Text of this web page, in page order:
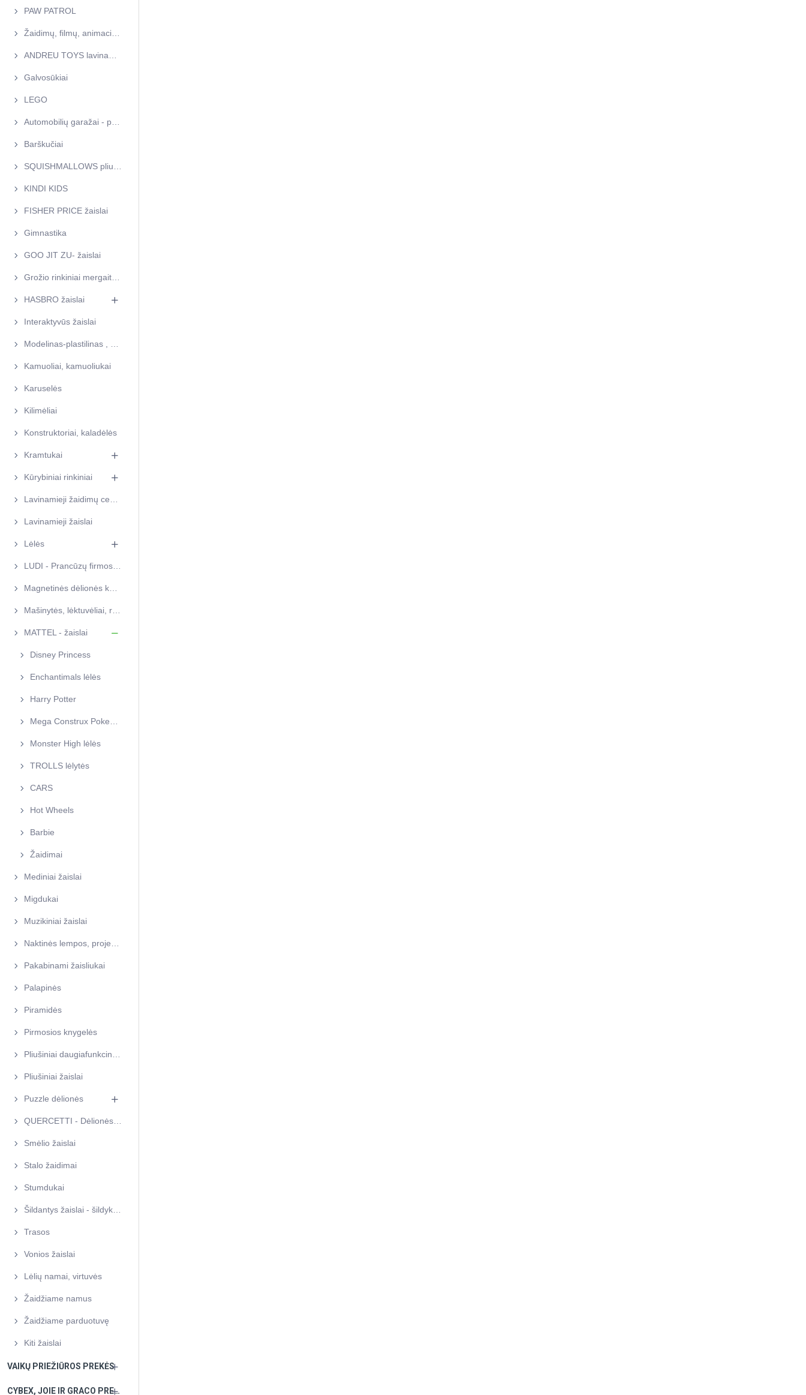
PAW PATROL
Galvosūkiai
LEGO
Barškučiai
KINDI KIDS
FISHER PRICE žaislai
Gimnastika
GOO JIT ZU- žaislai
HASBRO žaislai
Interaktyvūs žaislai
Kamuoliai, kamuoliukai
Karuselės
Kilimėliai
Konstruktoriai, kaladėlės
Kramtukai
Kūrybiniai rinkiniai
Lavinamieji žaislai
Lėlės
MATTEL - žaislai
Disney Princess
Enchantimals lėlės
Harry Potter
Monster High lėlės
TROLLS lėlytės
CARS
Hot Wheels
Barbie
Žaidimai
Mediniai žaislai
Migdukai
Muzikiniai žaislai
Pakabinami žaisliukai
Palapinės
Piramidės
Pirmosios knygelės
Pliušiniai žaislai
Puzzle dėlionės
Smėlio žaislai
Stalo žaidimai
Stumdukai
Trasos
Vonios žaislai
Lėlių namai, virtuvės
Žaidžiame namus
Žaidžiame parduotuvę
Kiti žaislai
VAIKŲ PRIEŽIŪROS PREKĖS
CYBEX, JOIE IR GRACO PREKĖS PAGAL UŽSAKYMĄ